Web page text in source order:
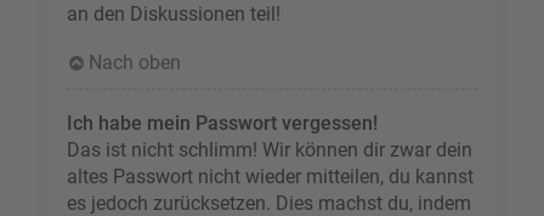
an den Diskussionen teil!
Nach oben
Ich habe mein Passwort vergessen!
Das ist nicht schlimm! Wir können dir zwar dein
altes Passwort nicht wieder mitteilen, du kannst
es jedoch zurücksetzen. Dies machst du, indem